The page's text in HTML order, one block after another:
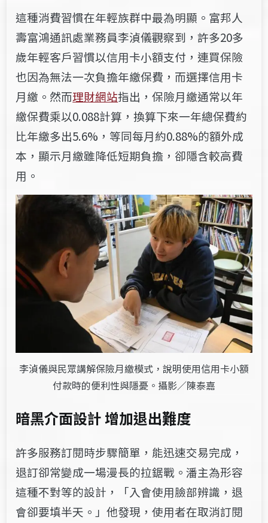
這種消費習慣在年輕族群中最為明顯。富邦人
壽富鴻通訊處業務員李湞儀觀察到，許多20多
歲年輕客戶習慣以信用卡小額支付，連買保險
也因為無法一次負擔年繳保費，而選擇信用卡
月繳 。然而理財網站指出，保險月繳通常以年
繳保費乘以0.088計算，換算下來一年總保費約
比年繳多出5.6%，等同每月約0.88%的額外成
本，顯示月繳雖降低短期負擔，卻隱含較高費
用。
李湞儀與民眾講解保險月繳模式，說明使用信用卡小額
付款時的便利性與隱憂。攝影／陳泰嘉
暗黑介面設計 增加退出難度
許多服務訂閱時步驟簡單，能迅速交易完成，
退訂卻常變成一場漫長的拉鋸戰。潘主為形容
這種不對等的設計，「入會使用臉部辨識，退
會卻要填半天。」他發現，使用者在取消訂閱